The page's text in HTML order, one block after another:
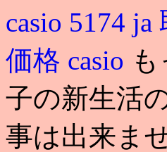
casio 5174
価格 casio
子の新生活
事は出来ま